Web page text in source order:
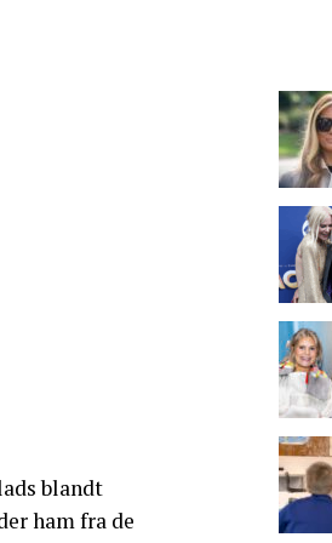
blandt
ham fra de